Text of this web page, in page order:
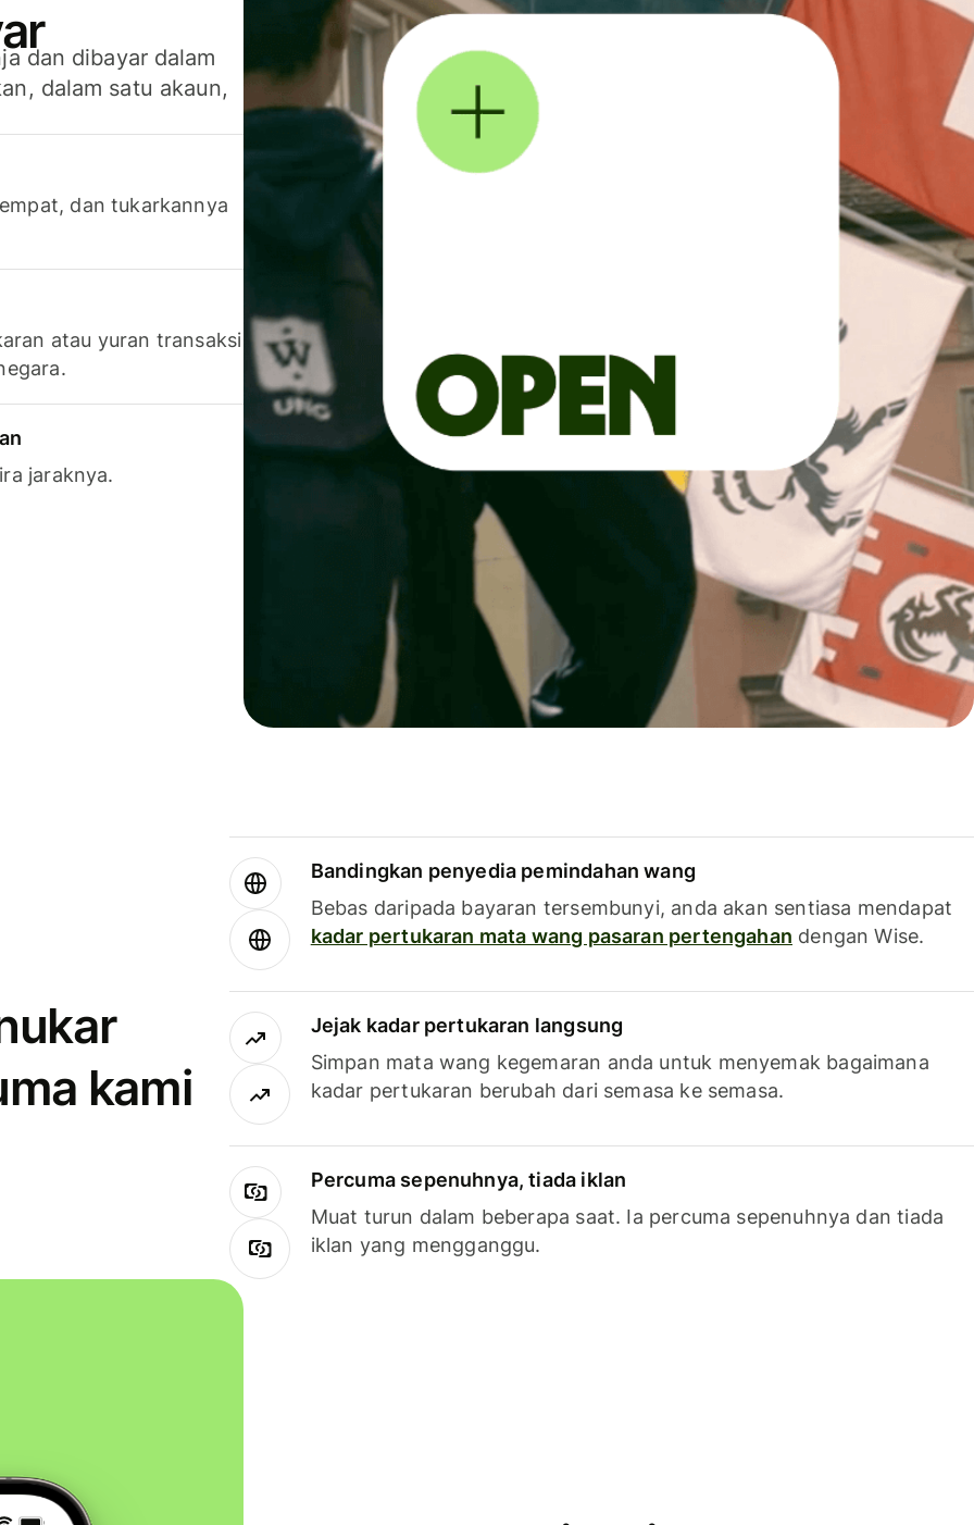
dan dibayar dalam
dalam satu akaun,
dan tukarkannya
atau yuran transaksi
jaraknya.
kami
Bandingkan penyedia pemindahan wang
Bebas daripada bayaran tersembunyi, anda akan sentiasa mendapat
kadar pertukaran mata wang pasaran pertengahan dengan Wise.
Jejak kadar pertukaran langsung
Simpan mata wang kegemaran anda untuk menyemak bagaimana
kadar pertukaran berubah dari semasa ke semasa.
Percuma sepenuhnya, tiada iklan
Muat turun dalam beberapa saat. Ia percuma sepenuhnya dan tiada
iklan yang mengganggu.